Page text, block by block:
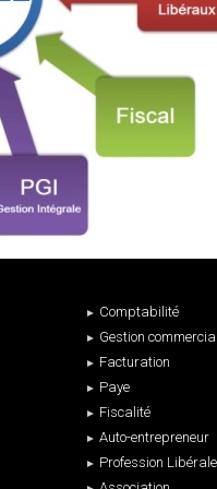
Comptabilité
Gestion
Facturation
Paye
Fiscalité
Auto-entrepreneur
Profession Libérale